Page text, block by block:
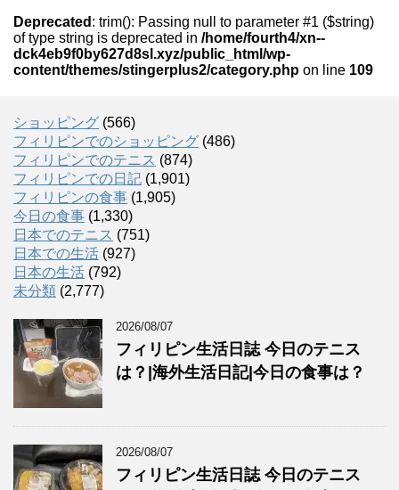
Deprecated : trim(): Passing null to parameter #1 ($string)
of type string is deprecated in /home/fourth4/xn--
dck4eb9f0by627d8sl.xyz/public_html/wp-
content/themes/stingerplus2/category.php on line 109
ショッピング (566)
フィリピンでのショッピング (486)
フィリピンでのテニス (874)
フィリピンでの日記 (1,901)
フィリピンの食事 (1,905)
今日の食事 (1,330)
日本でのテニス (751)
日本での生活 (927)
日本の生活 (792)
未分類 (2,777)
2026/08/07
フィリピン生活日誌 今日のテニス
は？|海外生活日記|今日の食事は？
2026/08/07
フィリピン生活日誌 今日のテニス